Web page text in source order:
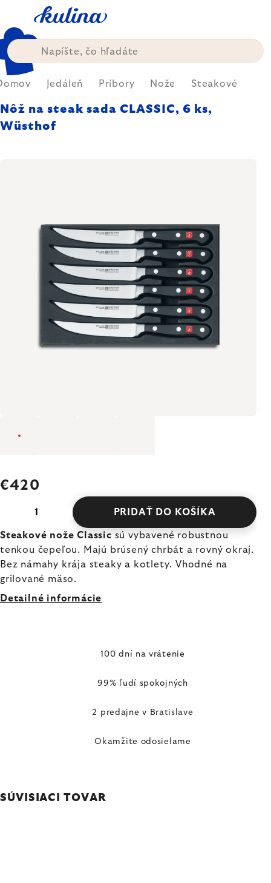
obsah
Jedáleň Príbory Nože Steakové
Nôž na steak sada CLASSIC, 6 ks,
Wüsthof
€420
PRIDAŤ DO KOŠÍKA
Steakové nože Classic sú vybavené robustnou
tenkou čepeľou. Majú brúsený chrbát a rovný okraj.
Bez námahy krája steaky a kotlety. Vhodné na
grilované mäso.
Detailné informácie
100 dní na vrátenie
99% ľudí spokojných
2 predajne v Bratislave
Okamžite odosielame
SÚVISIACI TOVAR